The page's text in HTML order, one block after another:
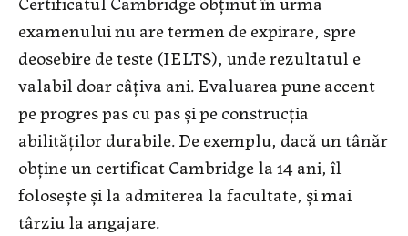
examenului nu are termen de expirare, spre
deosebire de teste (IELTS), unde rezultatul e
valabil doar câțiva ani. Evaluarea pune accent
pe progres pas cu pas și pe construcția
abilităților durabile. De exemplu, dacă un tânăr
obține un certificat Cambridge la 14 ani, îl
folosește și la admiterea la facultate, și mai
târziu la angajare.